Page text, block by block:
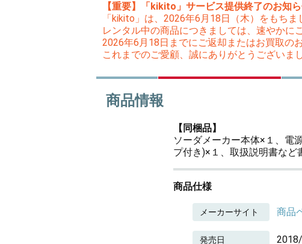
【重要】「kikito」サービス提供終了のお知
「kikito」は、2026年6月18日（木）をもち
レンタル中の商品につきましては、速やかに
2026年6月18日までにご返却またはお買取の
これまでのご愛顧、誠にありがとうございまし
商品情報
【同梱品】
ソーダメーカー本体×１、電
プ付き)×１、取扱説明書など
商品仕様
メーカーサイト 商品
発売日